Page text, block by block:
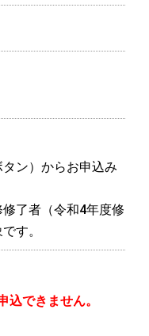
ン）からお申込み
了者（令和4年度修
す。
込できません。